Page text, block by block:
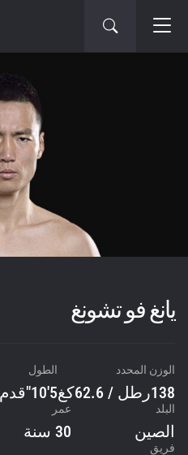
يانغ فو تشونغ
الوزن المحدد
138رطل / 62.6كغ
الطول
5'10"قدم / 178سم
البلد
الصين
عمر
30 سنة
فريق